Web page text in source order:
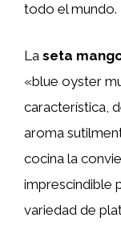
todo el mundo.
La seta
«blue oyster
característica,
aroma
cocina la
imprescindible
variedad de